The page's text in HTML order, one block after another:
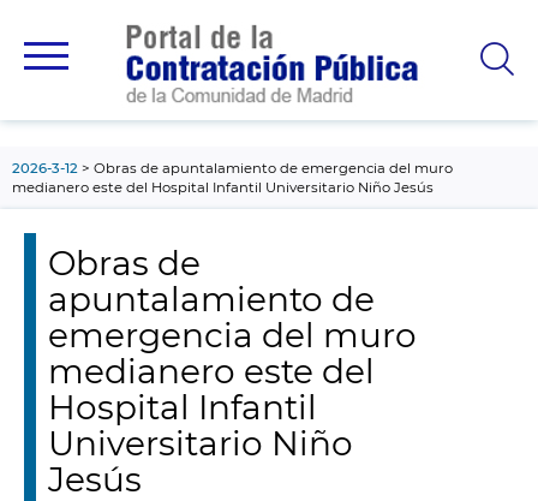
principal
2026-3-12
Obras de apuntalamiento de emergencia del muro
medianero este del Hospital Infantil Universitario Niño Jesús
Obras de
apuntalamiento de
emergencia del muro
medianero este del
Hospital Infantil
Universitario Niño
Jesús